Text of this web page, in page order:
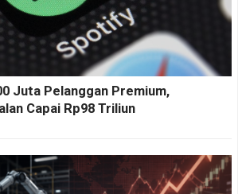
Juta Pelanggan Premium,
Capai Rp98 Triliun